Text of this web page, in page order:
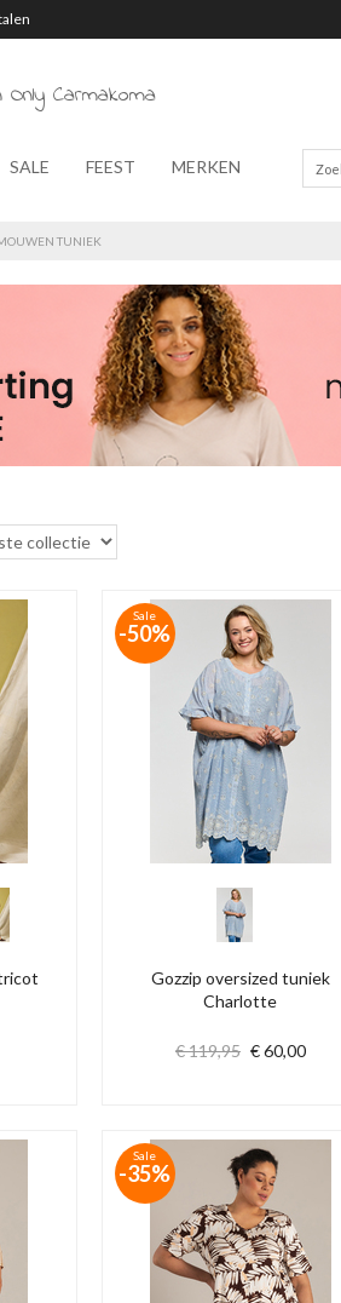
Carmakoma
SALE FEEST MERKEN
TUNIEK
Gozzip oversized tuniek
Charlotte
€ 119,95 € 60,00
Sale
-50%
Sale
-35%